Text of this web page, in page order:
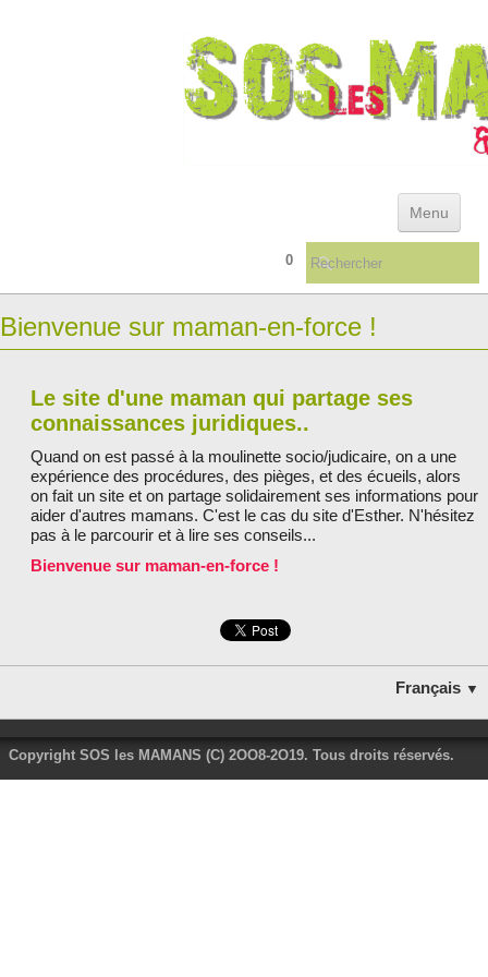
Menu
ACTUALITÉS & ARCHIVES
QUELQUES CONSEILS ...▼
LIVRES/TÉMOIGNAGES
LES PARTENAIRES
0
Bienvenue sur maman-en-force !
Le site d'une maman qui partage ses
connaissances juridiques..
Quand on est passé à la moulinette socio/judicaire, on a une
expérience des procédures, des pièges, et des écueils, alors
on fait un site et on partage solidairement ses informations pour
aider d'autres mamans. C'est le cas du site d'Esther. N'hésitez
pas à le parcourir et à lire ses conseils...
Bienvenue sur maman-en-force !
Français ▼
Copyright SOS les MAMANS (C) 2OO8-2O19. Tous droits réservés.